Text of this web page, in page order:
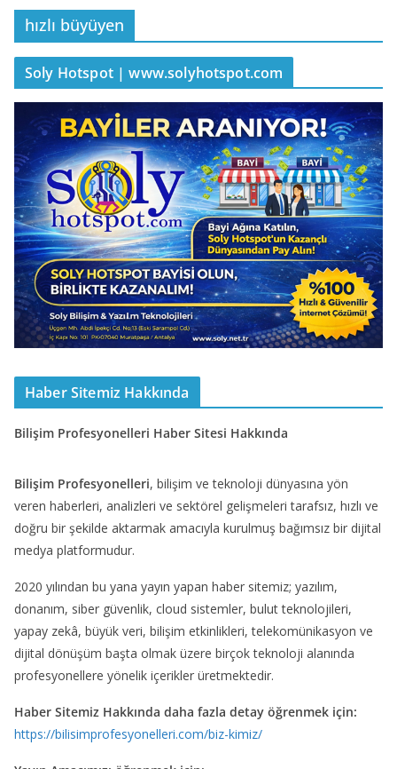
hızlı büyüyen
Soly Hotspot | www.solyhotspot.com
Haber Sitemiz Hakkında
Bilişim Profesyonelleri Haber Sitesi Hakkında
Bilişim Profesyonelleri, bilişim ve teknoloji dünyasına yön
veren haberleri, analizleri ve sektörel gelişmeleri tarafsız, hızlı ve
doğru bir şekilde aktarmak amacıyla kurulmuş bağımsız bir dijital
medya platformudur.
2020 yılından bu yana yayın yapan haber sitemiz; yazılım,
donanım, siber güvenlik, cloud sistemler, bulut teknolojileri,
yapay zekâ, büyük veri, bilişim etkinlikleri, telekomünikasyon ve
dijital dönüşüm başta olmak üzere birçok teknoloji alanında
profesyonellere yönelik içerikler üretmektedir.
Haber Sitemiz Hakkında daha fazla detay öğrenmek için:
https://bilisimprofesyonelleri.com/biz-kimiz/